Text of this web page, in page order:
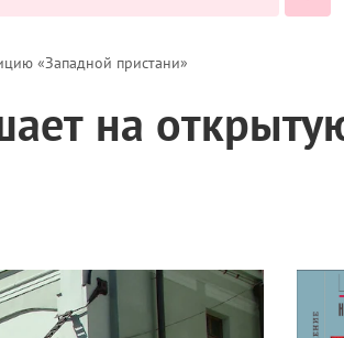
«Западной пристани»
на